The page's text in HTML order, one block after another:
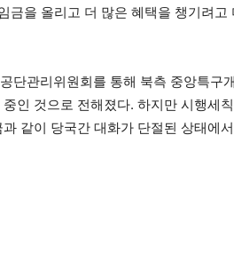
금을 올리고 더 많은 혜택을 챙기려
단관리위원회를 통해 북측 중앙특구
인 것으로 전해졌다. 하지만 시행세
같이 당국간 대화가 단절된 상태에